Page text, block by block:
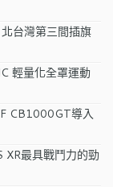
台灣第三間插旗
輕量化全罩運動
CB1000GT導入
XR最具戰鬥力的勁